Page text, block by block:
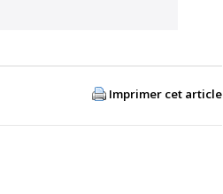
Imprimer cet article